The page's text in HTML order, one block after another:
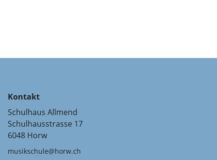
Kontakt
Schulhaus Allmend
Schulhausstrasse 17
6048 Horw
musikschule@horw.ch